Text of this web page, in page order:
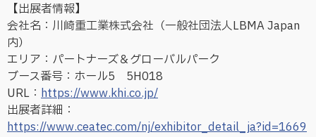
【出展者情報】
会社名：川崎重工業株式会社（一般社団法人LBMA Japan
内）
エリア：パートナーズ＆グローバルパーク
ブース番号：ホール5 5H018
URL： https://www.khi.co.jp/
出展者詳細：
https://www.ceatec.com/nj/exhibitor_detail_ja?id=1669